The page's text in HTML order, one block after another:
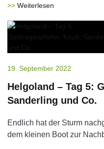
Weiterlesen
19. September 2022
Helgoland – Tag 5:
Sanderling und Co.
Endlich hat der Sturm
dem kleinen Boot zur